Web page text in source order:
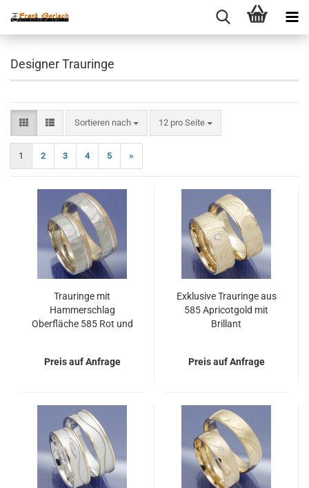
Designer Trauringe
Sortieren nach
Sortieren nach 12 pro Seite
pro Seite
1 2 3 4 5 »
Trauringe mit
Hammerschlag
Oberfläche 585 Rot und
Preis auf Anfrage
Exklusive Trauringe aus
585 Apricotgold mit
Brillant
Preis auf Anfrage